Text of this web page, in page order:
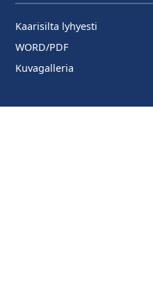
Kaarisilta lyhyesti
WORD/PDF
Kuvagalleria